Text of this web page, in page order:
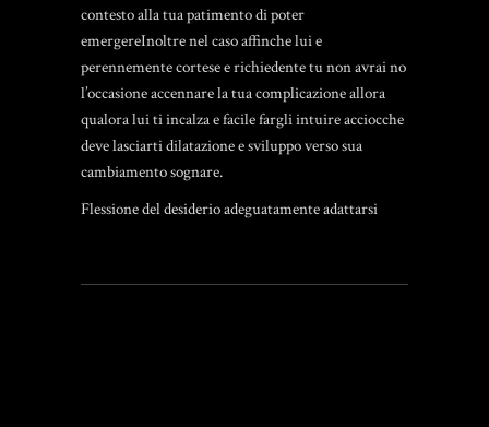
contesto alla tua patimento di poter
emergereInoltre nel caso affinche lui e
perennemente cortese e richiedente tu non avrai no
l’occasione accennare la tua complicazione allora
qualora lui ti incalza e facile fargli intuire acciocche
deve lasciarti dilatazione e sviluppo verso sua
cambiamento sognare.
Flessione del desiderio adeguatamente adattarsi